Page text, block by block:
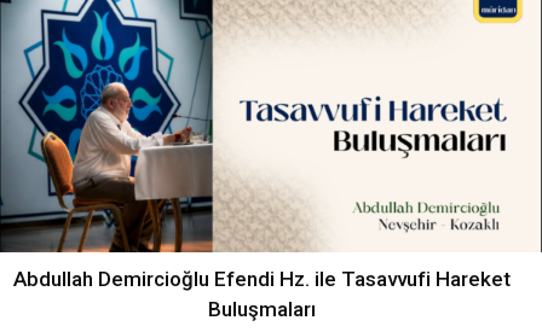
Abdullah Demircioğlu Efendi Hz. ile Tasavvufi Hareket
Buluşmaları